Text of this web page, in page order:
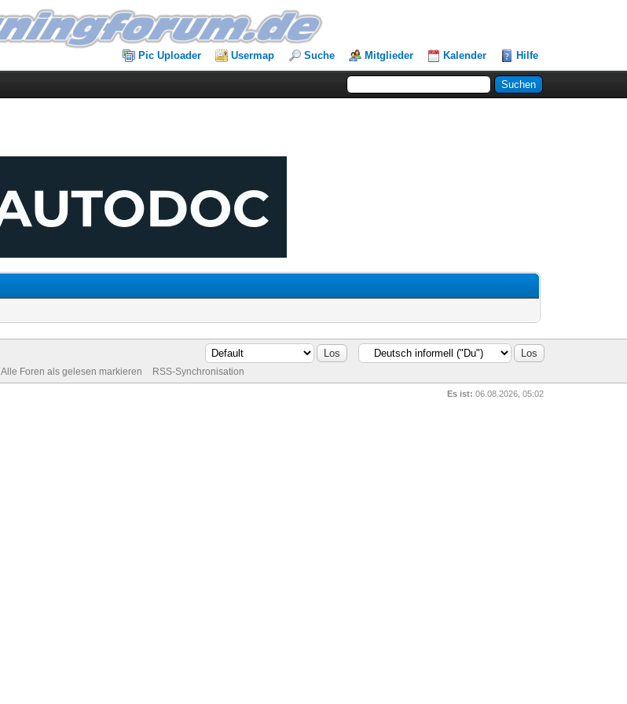
Pic Uploader Usermap Suche Mitglieder Kalender Hilfe
Alle Foren als gelesen markieren RSS-Synchronisation
Es ist: 06.08.2026, 05:02